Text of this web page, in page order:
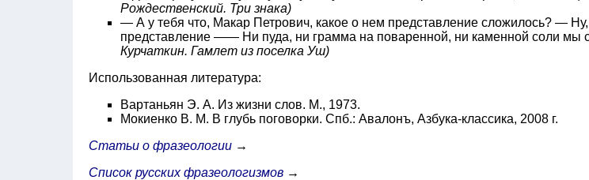
Рождественский. Три знака)
— А у тебя что, Макар Петрович, какое о нем представление сложилось? — Ну,
представление —— Ни пуда, ни грамма на поваренной, ни каменной соли мы
Курчаткин. Гамлет из поселка Уш)
Использованная литература:
Вартаньян Э. А. Из жизни слов. М., 1973.
Мокиенко В. М. В глубь поговорки. Спб.: Авалонъ, Азбука-классика, 2008 г.
Статьи о фразеологии →
Список русских фразеологизмов →